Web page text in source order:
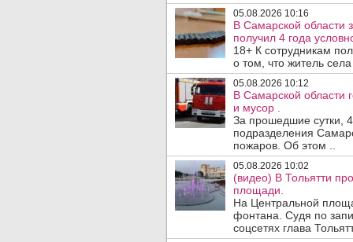
05.08.2026 10:16
В Самарской области
получил 4 года
18+ К сотрудникам
о том, что житель
05.08.2026 10:12
В Самарской области
и мусор .
За прошедшие сутки,
подразделения
пожаров. Об этом ..
05.08.2026 10:02
(видео) В Тольятти
площади.
На Центральной
фонтана. Судя по
соцсетях глава